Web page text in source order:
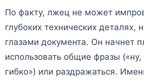
По факту, лжец не может
глубоких технических деталях,
глазами документа. Он начнет
использовать общие фразы
гибко») или раздражаться.